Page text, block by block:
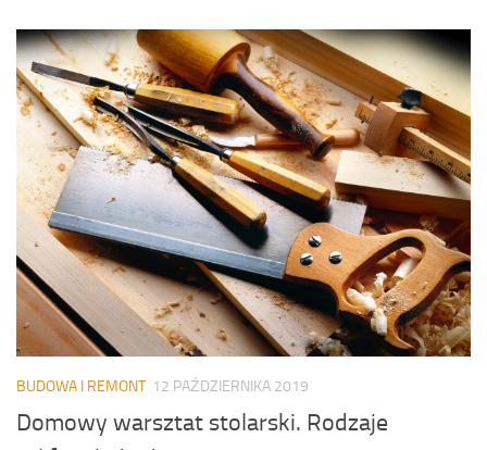
BUDOWA I REMONT 12 PAŹDZIERNIKA 2019
Domowy warsztat stolarski. Rodzaje